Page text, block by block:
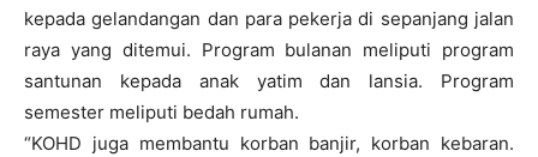
kepada gelandangan dan para pekerja di sepanjang jalan
raya yang ditemui. Program bulanan meliputi program
santunan kepada anak yatim dan lansia. Program
semester meliputi bedah rumah.
“KOHD juga membantu korban banjir, korban kebaran.